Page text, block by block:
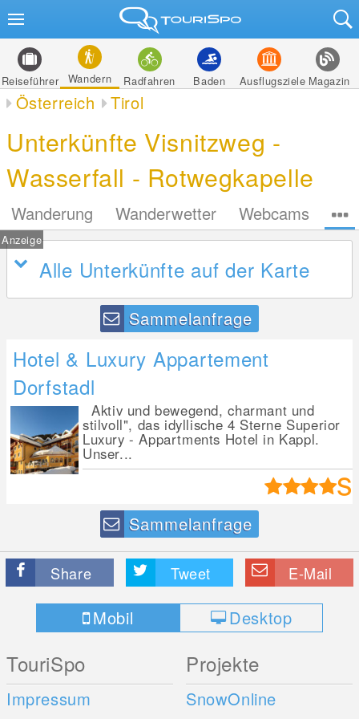
Reiseführer Wandern Radfahren Baden Ausflugsziele Magazin
Österreich Tirol
Unterkünfte Visnitzweg -
Wasserfall - Rotwegkapelle
Wanderung Wanderwetter Webcams
Anzeige
Alle Unterkünfte auf der Karte
Sammelanfrage
Hotel & Luxury Appartement
Dorfstadl
Aktiv und bewegend, charmant und
stilvoll", das idyllische 4 Sterne Superior
Luxury - Appartments Hotel in Kappl.
Unser...
Sammelanfrage
Share Tweet E-Mail
Mobil Desktop
TouriSpo
Impressum
Projekte
SnowOnline